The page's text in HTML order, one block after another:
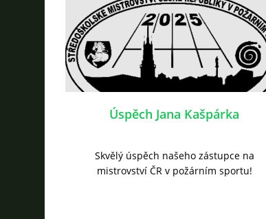
Úspěch Jana Kašpárka
Skvělý úspěch našeho zástupce na
mistrovství ČR v požárním sportu!